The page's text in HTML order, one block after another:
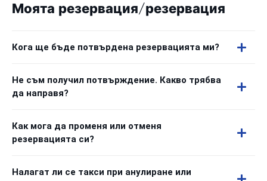
Моята резервация/резервация
Кога ще бъде потвърдена резервацията ми?
Не съм получил потвърждение. Какво трябва
да направя?
Как мога да променя или отменя
резервацията си?
Налагат ли се такси при анулиране или